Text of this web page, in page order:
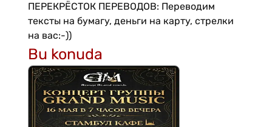
ПЕРЕКРЁСТОК ПЕРЕВОДОВ: Переводим
тексты на бумагу, деньги на карту, стрелки
на вас:-))
Bu konuda